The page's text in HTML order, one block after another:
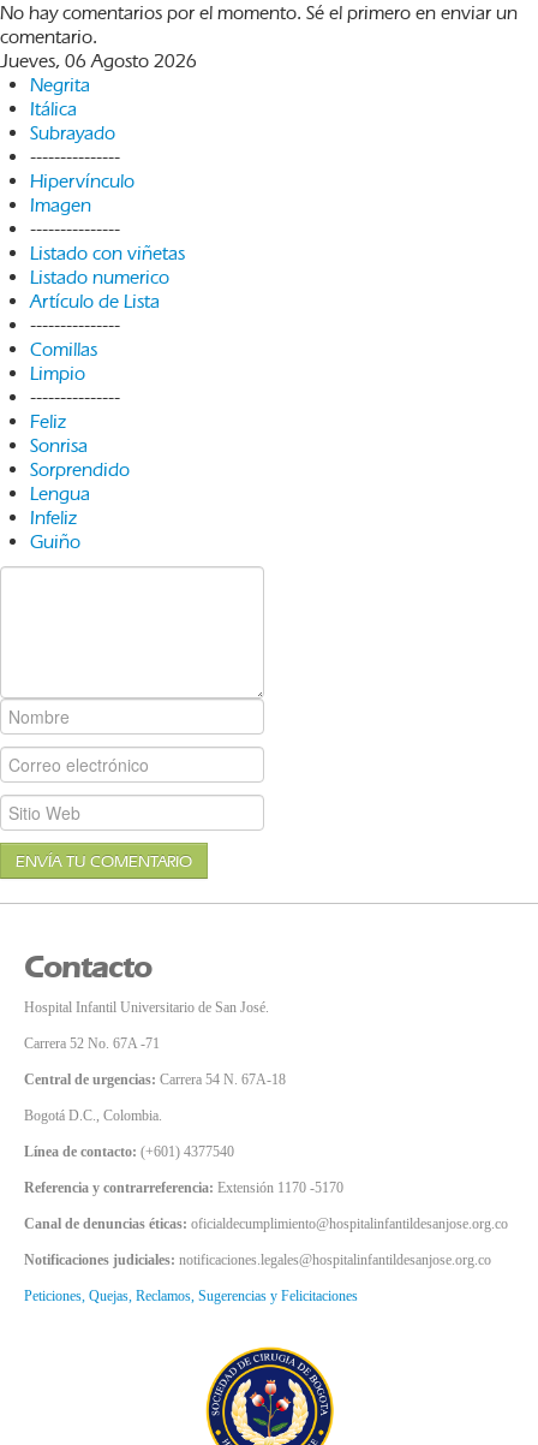
No hay comentarios por el momento. Sé el primero en enviar un
comentario.
Jueves, 06 Agosto 2026
Negrita
Itálica
Subrayado
---------------
Hipervínculo
Imagen
---------------
Listado con viñetas
Listado numerico
Artículo de Lista
---------------
Comillas
Limpio
---------------
Feliz
Sonrisa
Sorprendido
Lengua
Infeliz
Guiño
ENVÍA TU COMENTARIO
Contacto
Hospital Infantil Universitario de San José.
Carrera 52 No. 67A -71
Central de urgencias: Carrera 54 N. 67A-18
Bogotá D.C., Colombia.
Línea de contacto: (+601) 4377540
Referencia y contrarreferencia: Extensión 1170 -5170
Canal de denuncias éticas: oficialdecumplimiento@hospitalinfantildesanjose.org.co
Notificaciones judiciales: notificaciones.legales@hospitalinfantildesanjose.org.co
Peticiones, Quejas, Reclamos, Sugerencias y Felicitaciones